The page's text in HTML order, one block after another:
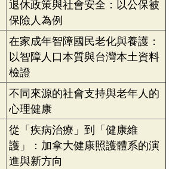
退休政策與社會安全：以公保被
保險人為例
在家成年智障國民老化與養護：
以智障人口本質與台灣本土資料
檢證
不同來源的社會支持與老年人的
心理健康
從「疾病治療」到「健康維
護」：加拿大健康照護體系的演
進與新方向